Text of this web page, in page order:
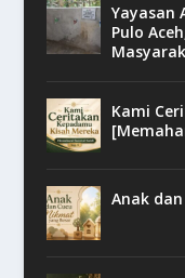
Yayasan
Pulo
Kami
Anak